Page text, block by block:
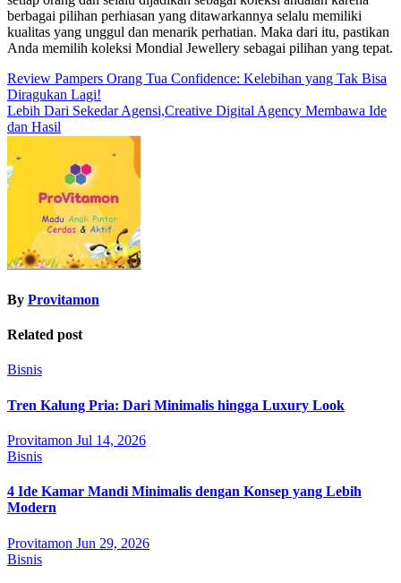
berbagai pilihan perhiasan yang ditawarkannya selalu memiliki
kualitas yang unggul dan menarik perhatian. Maka dari itu, pastikan
Anda memilih koleksi Mondial Jewellery sebagai pilihan yang tepat.
Post
navigation
Review Pampers Orang Tua Confidence: Kelebihan yang Tak Bisa
Diragukan Lagi!
Lebih Dari Sekedar Agensi,Creative Digital Agency Membawa Ide
dan Hasil
By Provitamon
Related post
Bisnis
Tren Kalung Pria: Dari Minimalis hingga Luxury Look
Provitamon Jul 14, 2026
Bisnis
4 Ide Kamar Mandi Minimalis dengan Konsep yang Lebih
Modern
Provitamon Jun 29, 2026
Bisnis